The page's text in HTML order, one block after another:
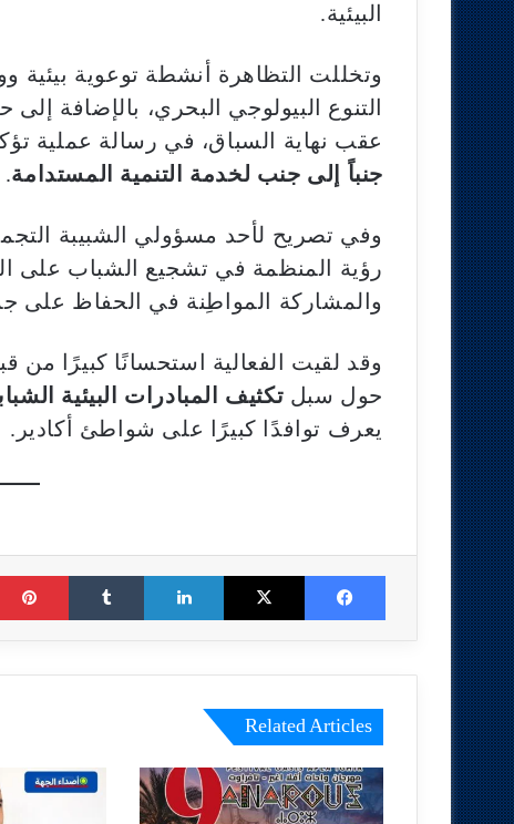
البيئية.
وتخللت التظاهرة أنشطة توعوية
التنوع البيولوجي البحري، بالإضافة
عقب نهاية السباق، في رسالة عملية
جنباً إلى جنب لخدمة التنمية المستدامة.
وفي تصريح لأحد مسؤولي الشبيبة
رؤية المنظمة في تشجيع الشباب على
والمشاركة المواطِنة في الحفاظ على
وقد لقيت الفعالية استحسانًا كبيرًا من
حول سبل تكثيف المبادرات البيئية
يعرف توافدًا كبيرًا على شواطئ أكادير.
Facebook
X
LinkedIn
Tumblr
Related Articles